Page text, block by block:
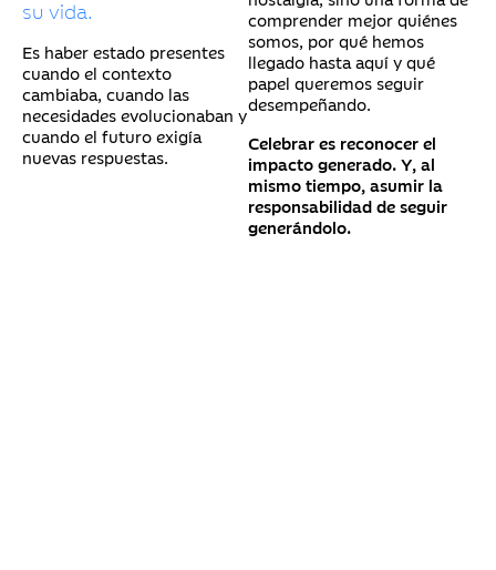
su vida.
Es haber estado presentes
cuando el contexto
cambiaba, cuando las
necesidades evolucionaban y
cuando el futuro exigía
nuevas respuestas.
comprender mejor quiénes
somos, por qué hemos
llegado hasta aquí y qué
papel queremos seguir
desempeñando.
Celebrar es reconocer el
impacto generado. Y, al
mismo tiempo, asumir la
responsabilidad de seguir
generándolo.